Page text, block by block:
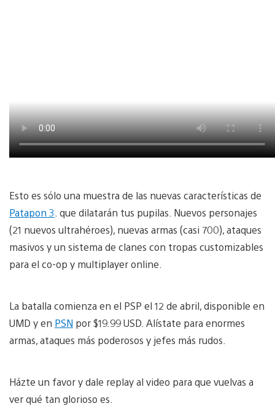
Esto es sólo una muestra de las nuevas características de
Patapon 3 . que dilatarán tus pupilas. Nuevos personajes
(21 nuevos ultrahéroes), nuevas armas (casi 700), ataques
masivos y un sistema de clanes con tropas customizables
para el co-op y multiplayer online.
La batalla comienza en el PSP el 12 de abril, disponible en
UMD y en PSN por $19.99 USD. Alístate para enormes
armas, ataques más poderosos y jefes más rudos.
Házte un favor y dale replay al video para que vuelvas a
ver qué tan glorioso es.